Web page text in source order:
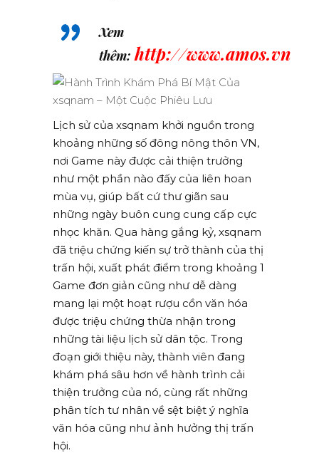
Xem
thêm:http://www.amos.vn
Lịch sử của xsqnam khởi nguồn trong
khoảng những số đông nông thôn VN,
nơi Game này được cải thiện trưởng
như một phần nào đấy của liên hoan
mùa vụ, giúp bất cứ thư giãn sau
những ngày buôn cung cung cấp cực
nhọc khăn. Qua hàng gắng kỷ, xsqnam
đã triệu chứng kiến sự trở thành của thị
trấn hội, xuất phát điểm trong khoảng 1
Game đơn giản cũng như dễ dàng
mang lại một hoạt rượu cồn văn hóa
được triệu chứng thừa nhận trong
những tài liệu lịch sử dân tộc. Trong
đoạn giới thiệu này, thành viên đang
khám phá sâu hơn về hành trình cải
thiện trưởng của nó, cùng rất những
phân tích tư nhân về sệt biệt ý nghĩa
văn hóa cũng như ảnh hưởng thị trấn
hội.